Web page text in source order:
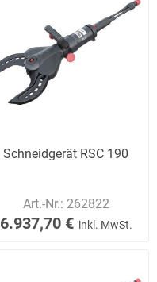
Schneidgerät RSC 190
Art.-Nr.: 262822
6.937,70 € inkl. MwSt.